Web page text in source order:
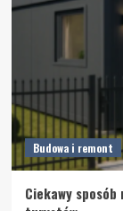
Budowa i remont
Ciekawy